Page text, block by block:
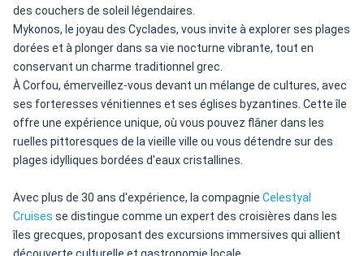
des couchers de soleil légendaires.
Mykonos, le joyau des Cyclades, vous invite à explorer ses plages
dorées et à plonger dans sa vie nocturne vibrante, tout en
conservant un charme traditionnel grec.
À Corfou, émerveillez-vous devant un mélange de cultures, avec
ses forteresses vénitiennes et ses églises byzantines. Cette île
offre une expérience unique, où vous pouvez flâner dans les
ruelles pittoresques de la vieille ville ou vous détendre sur des
plages idylliques bordées d'eaux cristallines.
Avec plus de 30 ans d'expérience, la compagnie Celestyal
Cruises se distingue comme un expert des croisières dans les
îles grecques, proposant des excursions immersives qui allient